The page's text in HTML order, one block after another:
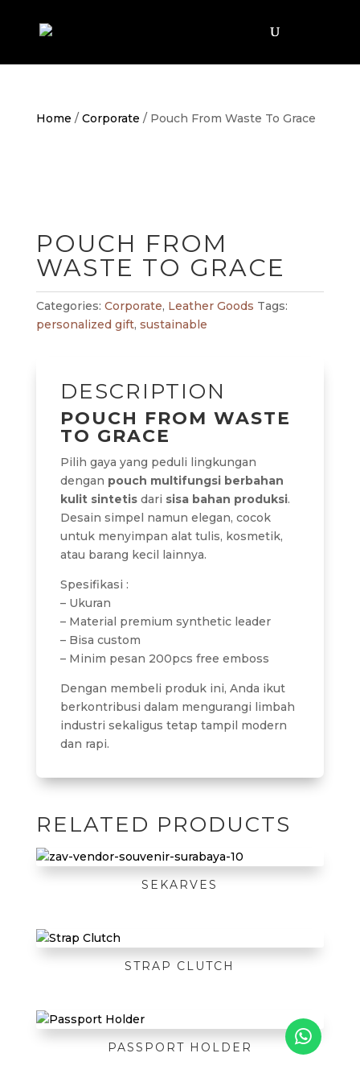
Home / Corporate / Pouch From Waste To Grace
POUCH FROM
WASTE TO GRACE
Categories: Corporate, Leather Goods Tags:
personalized gift, sustainable
DESCRIPTION
POUCH FROM WASTE
TO GRACE
Pilih gaya yang peduli lingkungan
dengan pouch multifungsi berbahan
kulit sintetisdari sisa bahan produksi.
Desain simpel namun elegan, cocok
untuk menyimpan alat tulis, kosmetik,
atau barang kecil lainnya.
Spesifikasi :
– Ukuran
– Material premium synthetic leader
– Bisa custom
– Minim pesan 200pcs free emboss
Dengan membeli produk ini, Anda ikut
berkontribusi dalam mengurangi limbah
industri sekaligus tetap tampil modern
dan rapi.
RELATED PRODUCTS
SEKARVES
STRAP CLUTCH
PASSPORT HOLDER